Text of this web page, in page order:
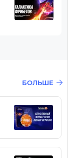
БОЛЬШЕ